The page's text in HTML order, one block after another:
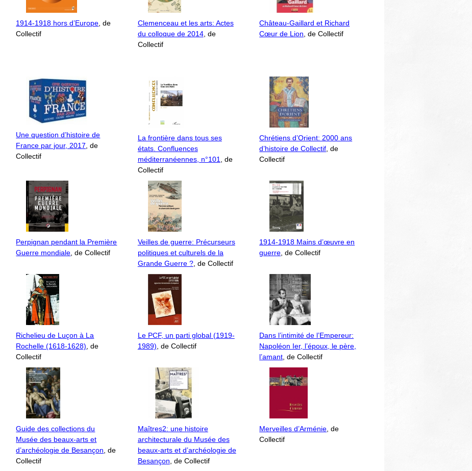
1914-1918 hors d’Europe, de
Collectif
Clemenceau et les arts: Actes
du colloque de 2014, de
Collectif
Château-Gaillard et Richard
Cœur de Lion, de Collectif
Une question d’histoire de
France par jour, 2017, de
Collectif
La frontière dans tous ses
états. Confluences
méditerranéennes, n°101, de
Collectif
Chrétiens d’Orient: 2000 ans
d’histoire de Collectif, de
Collectif
Perpignan pendant la Première
Guerre mondiale, de Collectif
Veilles de guerre: Précurseurs
politiques et culturels de la
Grande Guerre ?, de Collectif
1914-1918 Mains d’œuvre en
guerre, de Collectif
Richelieu de Luçon à La
Rochelle (1618-1628), de
Collectif
Le PCF, un parti global (1919-
1989), de Collectif
Dans l’intimité de l’Empereur:
Napoléon Ier, l’époux, le père,
l’amant, de Collectif
Guide des collections du
Musée des beaux-arts et
d’archéologie de Besançon, de
Collectif
Maîtres2: une histoire
architecturale du Musée des
beaux-arts et d’archéologie de
Besançon, de Collectif
Merveilles d’Arménie, de
Collectif